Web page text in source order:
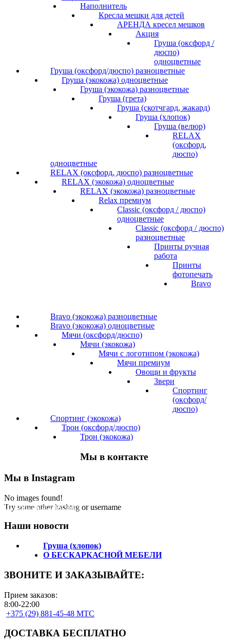
Наполнитель
Кресла мешки для детей
АРЕНДА кресел мешков
Акция
Груша (оксфорд /
дюспо)
одноцветные
Груша (оксфорд/дюспо) разноцветные
Груша (экокожа) одноцветные
Груша (экокожа) разноцветные
Груша (грета)
Груша (скотчгард, жакард)
Груша (хлопок)
Груша (велюр)
RELAX
(оксфорд,
дюспо)
одноцветные
RELAX (оксфорд, дюспо) разноцветные
RELAX (экокожа) одноцветные
RELAX (экокожа) разноцветные
Relax премиум
Classic (оксфорд / дюспо)
одноцветные
Classic (оксфорд / дюспо)
разноцветные
Принты ручная
работа
Принты
фотопечать
Bravo
Bravo (экокожа) разноцветные
Bravo (экокожа) одноцветные
Мячи (оксфорд/дюспо)
Мячи (экокожа)
Мячи с логотипом (экокожа)
Мячи премиум
Овощи и фрукты
Звери
Спортинг
(оксфорд/
дюспо)
Спортинг (экокожа)
Трон (оксфорд/дюспо)
Трон (экокожа)
Мы в контакте
Мы в Instagram
No images found!
Try some other hashtag or username
Подпишитесь на нас!
Наши новости
Груша (хлопок)
О БЕСКАРКАСНОЙ МЕБЕЛИ
ЗВОНИТЕ И ЗАКАЗЫВАЙТЕ:
Прием заказов:
8:00-22:00
+375 (29) 881-45-48 МТС
ДОСТАВКА БЕСПЛАТНО